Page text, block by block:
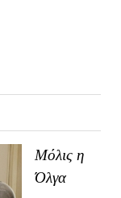
Μόλις η
Όλγα